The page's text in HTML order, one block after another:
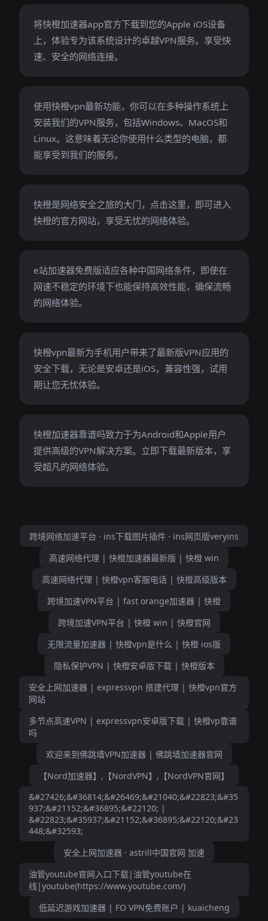
将快橙加速器app官方下载到您的Apple iOS设备
上，体验专为该系统设计的卓越VPN服务。享受快
速、安全的网络连接。
使用快橙vpn最新功能，你可以在多种操作系统上
安装我们的VPN服务，包括Windows、MacOS和
Linux。这意味着无论你使用什么类型的电脑，都
能享受到我们的服务。
快橙是网络安全之旅的大门，点击这里，即可进入
快橙的官方网站，享受无忧的网络体验。
e站加速器免费版适应各种中国网络条件，即使在
网速不稳定的环境下也能保持高效性能，确保流畅
的网络体验。
快橙vpn最新为手机用户带来了最新版VPN应用的
安全下载，无论是安卓还是iOS，兼容性强，试用
期让您无忧体验。
快橙加速器靠谱吗致力于为Android和Apple用户
提供高级的VPN解决方案。立即下载最新版本，享
受超凡的网络体验。
跨境网络加速平台 · ins下载图片插件 · ins网页版veryins
高速网络代理 | 快橙加速器最新版 | 快橙 win
高速网络代理 | 快橙vpn客服电话 | 快橙高级版本
跨境加速VPN平台 | fast orange加速器 | 快橙
跨境加速VPN平台 | 快橙 win | 快橙官网
无限流量加速器 | 快橙vpn是什么 | 快橙 ios版
隐私保护VPN | 快橙安卓版下载 | 快橙版本
安全上网加速器 | expressvpn 搭建代理 | 快橙vpn官方
网站
多节点高速VPN | expressvpn安卓版下载 | 快橙vp靠谱
吗
欢迎来到佛跳墙VPN加速器 | 佛跳墙加速器官网
【Nord加速器】,【NordVPN】,【NordVPN官网】
&#27426;&#36814;&#26469;&#21040;&#22823;&#35
937;&#21152;&#36895;&#22120; |
&#22823;&#35937;&#21152;&#36895;&#22120;&#23
448;&#32593;
安全上网加速器 · astrill中国官网 加速
油管youtube官网入口下载|油管youtube在
线|youtube(https://www.youtube.com/)
低延迟游戏加速器 | FO VPN免费账户 | kuaicheng